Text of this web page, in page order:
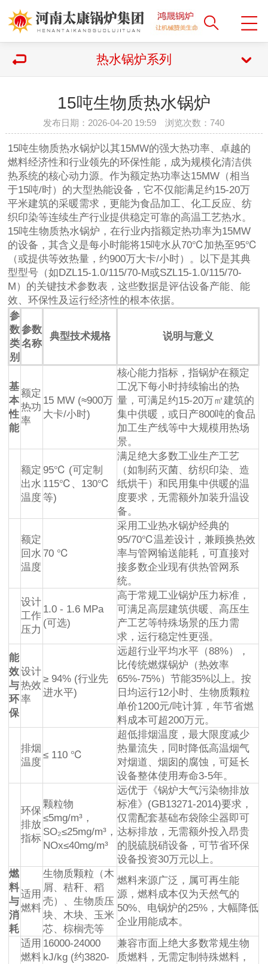
热水锅炉系列
15吨生物质热水锅炉
发布日期：2026-04-20 19:59 浏览次数：740
15吨生物质热水锅炉以其15MW的强大热功率、卓越的
燃料经济性和行业领先的环保性能，成为规模化清洁供
热系统的核心动力源。作为额定热功率达15MW（相当
于15吨/时）的大型热能设备，它不仅能满足约15-20万
平米建筑的采暖需求，更能为食品加工、化工反应、纺
织印染等连续生产行业提供稳定可靠的高温工艺热水。
15吨生物质热水锅炉，在行业内指额定热功率为15MW
的设备，其含义是每小时能将15吨水从70℃加热至95℃
（或提供等效热量，约900万大卡/小时）。以下是其典
型型号（如DZL15-1.0/115/70-M或SZL15-1.0/115/70-
M）的关键技术参数表，这些数据是评估设备产能、能
效、环保性及运行经济性的根本依据。
参
数
类
别
参数
名称
典型技术规格 说明与意义
基
本
性
能
额定
热功
率
15 MW (≈900万
大卡/小时)
核心能力指标，指锅炉在额定
工况下每小时持续输出的热
量，可满足约15-20万㎡建筑的
集中供暖，或日产800吨的食品
加工生产线等中大规模用热场
景。
额定
出水
温度
95℃ (可定制
115℃、130℃
等)
满足绝大多数工业生产工艺
（如制药灭菌、纺织印染、造
纸烘干）和民用集中供暖的温
度要求，无需额外加装升温设
备。
额定
回水
温度
70 ℃
采用工业热水锅炉经典的
95/70℃温差设计，兼顾换热效
率与管网输送能耗，可直接对
接多数企业现有供热管网系
统。
设计
工作
压力
1.0 - 1.6 MPa
(可选)
高于常规工业锅炉压力标准，
可满足高层建筑供暖、高压生
产工艺等特殊场景的压力需
求，运行稳定性更强。
能
效
与
环
保
设计
热效
率
≥ 94% (行业先
进水平)
远超行业平均水平（88%），
比传统燃煤锅炉（热效率
65%-75%）节能35%以上。按
日均运行12小时、生物质颗粒
单价1200元/吨计算，年节省燃
料成本可超200万元。
排烟
温度
≤ 110 ℃
超低排烟温度，最大限度减少
热量流失，同时降低高温烟气
对烟道、烟囱的腐蚀，可延长
设备整体使用寿命3-5年。
环保
排放
指标
颗粒物
≤5mg/m³，
SO₂≤25mg/m³，
NOx≤40mg/m³
远优于《锅炉大气污染物排放
标准》(GB13271-2014)要求，
仅需配套基础布袋除尘器即可
达标排放，无需额外投入昂贵
的脱硫脱硝设备，可节省环保
设备投资30万元以上。
燃
料
与
消
耗
适用
燃料
生物质颗粒（木
屑、秸秆、稻
壳）、生物质压
块、木块、玉米
芯、棕榈壳等
燃料来源广泛，属可再生能
源，燃料成本仅为天然气的
50%、电锅炉的25%，大幅降低
企业用能成本。
适用
燃料
16000-24000
kJ/kg (约3820-
兼容市面上绝大多数常规生物
质燃料，无需定制特殊燃料，